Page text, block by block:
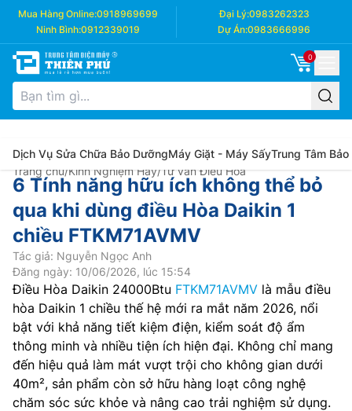
Mua Hàng Online:0918969699 Đại Lý:0983262323
Ninh Bình:0912339019 Dự Án:0983666996
0
Dịch Vụ Sửa Chữa Bảo DưỡngMáy Giặt - Máy SấyTrung Tâm Bảo
Trang chủ/Kinh Nghiệm Hay/Tư vấn Điều Hòa
6 Tính năng hữu ích không thể bỏ
qua khi dùng điều Hòa Daikin 1
chiều FTKM71AVMV
Tác giả: Nguyễn Ngọc Anh
Đăng ngày: 10/06/2026, lúc 15:54
Điều Hòa Daikin 24000Btu FTKM71AVMV là mẫu điều
hòa Daikin 1 chiều thế hệ mới ra mắt năm 2026, nổi
bật với khả năng tiết kiệm điện, kiểm soát độ ẩm
thông minh và nhiều tiện ích hiện đại. Không chỉ mang
đến hiệu quả làm mát vượt trội cho không gian dưới
40m², sản phẩm còn sở hữu hàng loạt công nghệ
chăm sóc sức khỏe và nâng cao trải nghiệm sử dụng.